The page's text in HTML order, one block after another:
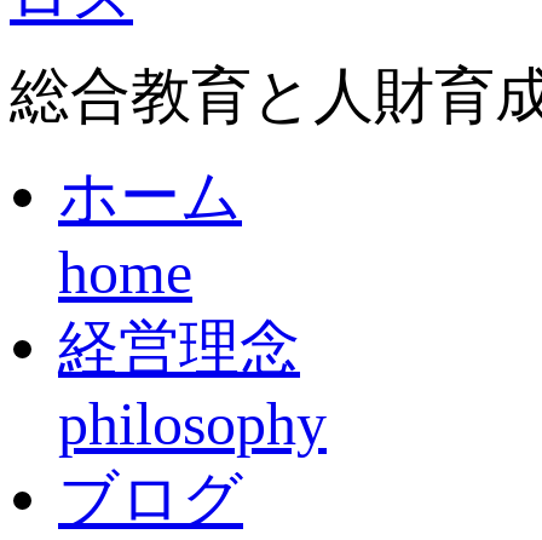
総合教育と人財育
ホーム
home
経営理念
philosophy
ブログ